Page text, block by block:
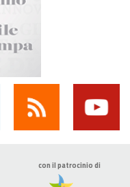
con il patrocinio di